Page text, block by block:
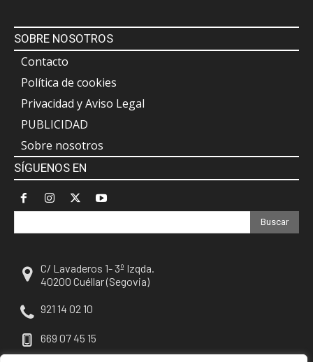
SOBRE NOSOTROS
Contacto
Política de cookies
Privacidad y Aviso Legal
PUBLICIDAD
Sobre nosotros
SÍGUENOS EN
Buscar
C/ Lavaderos 1- 3º Izqda.
40200 Cuéllar (Segovia)
921 14 02 10
669 07 45 15